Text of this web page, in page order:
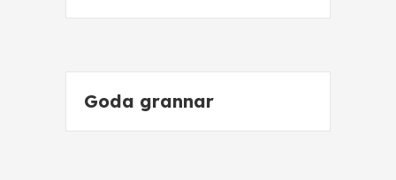
Goda grannar